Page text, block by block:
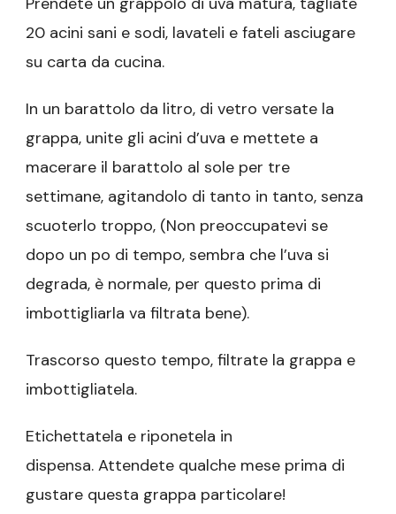
20 acini sani e sodi, lavateli e fateli asciugare
su carta da cucina.
In un barattolo da litro, di vetro versate la
grappa, unite gli acini d’uva e mettete a
macerare il barattolo al sole per tre
settimane, agitandolo di tanto in tanto, senza
scuoterlo troppo, (Non preoccupatevi se
dopo un po di tempo, sembra che l’uva si
degrada, è normale, per questo prima di
imbottigliarla va filtrata bene).
Trascorso questo tempo, filtrate la grappa e
imbottigliatela.
Etichettatela e riponetela in
dispensa. Attendete qualche mese prima di
gustare questa grappa particolare!